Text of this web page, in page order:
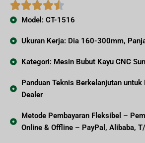
Model: CT-1516
Ukuran Kerja: Dia 160-300mm,
Kategori: Mesin Bubut Kayu CNC
Panduan Teknis Berkelanjutan untuk
Dealer
Metode Pembayaran Fleksibel –
Online & Offline – PayPal, Alibaba,